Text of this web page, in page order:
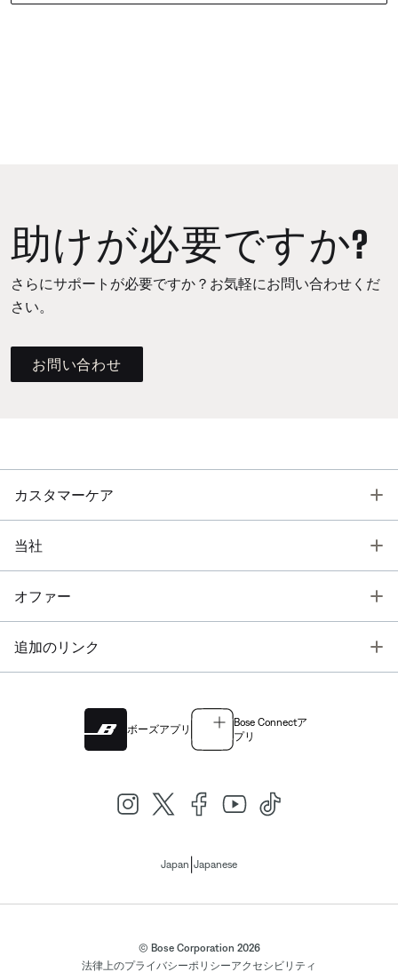
助けが必要ですか?
さらにサポートが必要ですか？お気軽にお問い合わせくだ
さい。
お問い合わせ
カスタマーケア
当社
オファー
追加のリンク
ボーズアプリ
Bose Connectア
プリ
Japan Japanese
© Bose Corporation 2026
法律上のプライバシーポリシーアクセシビリティ